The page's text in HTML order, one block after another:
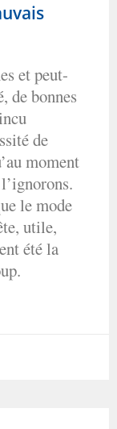
et peut-
de bonnes
de
moment
le mode
utile,
été la